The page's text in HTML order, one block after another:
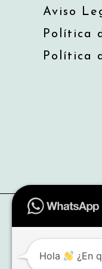
Aviso
Política
Política
Hola ¿En